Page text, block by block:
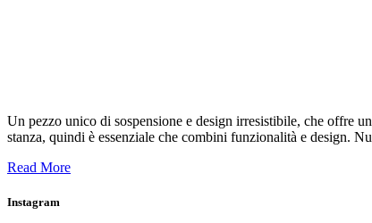
Un pezzo unico di sospensione e design irresistibile, che offre
stanza, quindi è essenziale che combini funzionalità e design.
Read More
Instagram